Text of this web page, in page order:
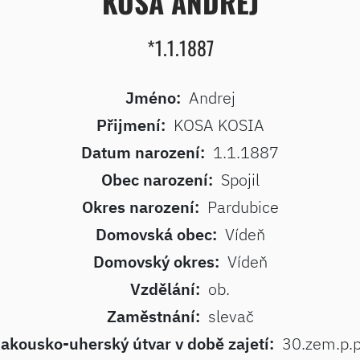
*1.1.1887
Jméno: Andrej
Přijmení: KOSA KOSIA
Datum narození: 1.1.1887
Obec narození: Spojil
Okres narození: Pardubice
Domovská obec: Vídeň
Domovský okres: Vídeň
Vzdělání: ob.
Zaměstnání: slevač
uherský útvar v době zajetí: